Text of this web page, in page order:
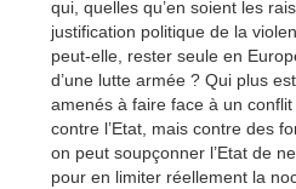
qui, quelles qu’en soient les
justification politique de la
peut-elle, rester seule en
d’une lutte armée ? Qui plus
amenés à faire face à un
contre l’Etat, mais contre des
on peut soupçonner l’Etat de
pour en limiter réellement la